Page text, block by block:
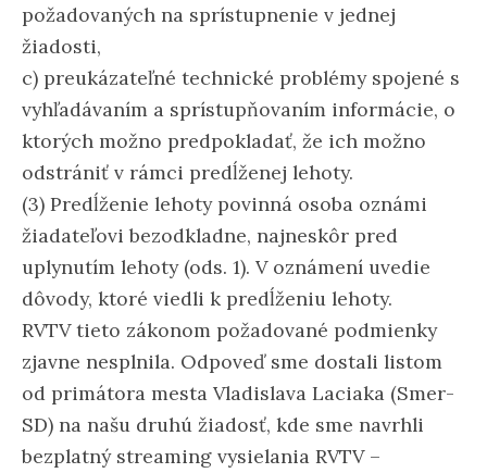
požadovaných na sprístupnenie v jednej
žiadosti,
c) preukázateľné technické problémy spojené s
vyhľadávaním a sprístupňovaním informácie, o
ktorých možno predpokladať, že ich možno
odstrániť v rámci predĺženej lehoty.
(3) Predĺženie lehoty povinná osoba oznámi
žiadateľovi bezodkladne, najneskôr pred
uplynutím lehoty (ods. 1). V oznámení uvedie
dôvody, ktoré viedli k predĺženiu lehoty.
RVTV tieto zákonom požadované podmienky
zjavne nesplnila. Odpoveď sme dostali listom
od primátora mesta Vladislava Laciaka (Smer-
SD) na našu druhú žiadosť, kde sme navrhli
bezplatný streaming vysielania RVTV –